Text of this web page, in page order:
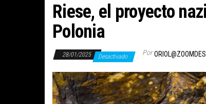
Riese, el proyecto
Polonia
28/01/2025 Desactivado Por